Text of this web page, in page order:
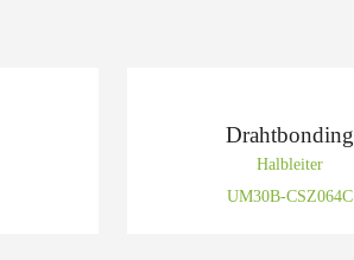
Drahtbonding
Halbleiter
UM30B-CSZ064C